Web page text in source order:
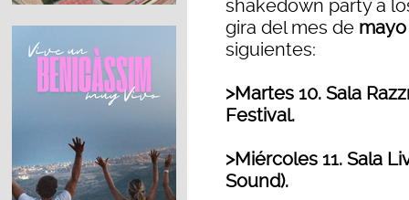
shakedown party a
gira del mes de mayo
siguientes:
>Martes 10. Sala
Festival.
>Miércoles 11. Sala
Sound).